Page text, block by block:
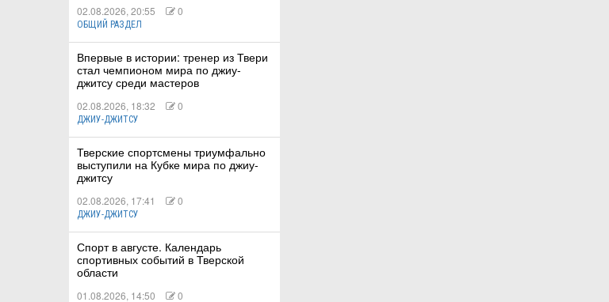
02.08.2026, 20:55 0
ОБЩИЙ РАЗДЕЛ
Впервые в истории: тренер из Твери
стал чемпионом мира по джиу-
джитсу среди мастеров
02.08.2026, 18:32 0
ДЖИУ-ДЖИТСУ
Тверские спортсмены триумфально
выступили на Кубке мира по джиу-
джитсу
02.08.2026, 17:41 0
ДЖИУ-ДЖИТСУ
Спорт в августе. Календарь
спортивных событий в Тверской
области
01.08.2026, 14:50 0